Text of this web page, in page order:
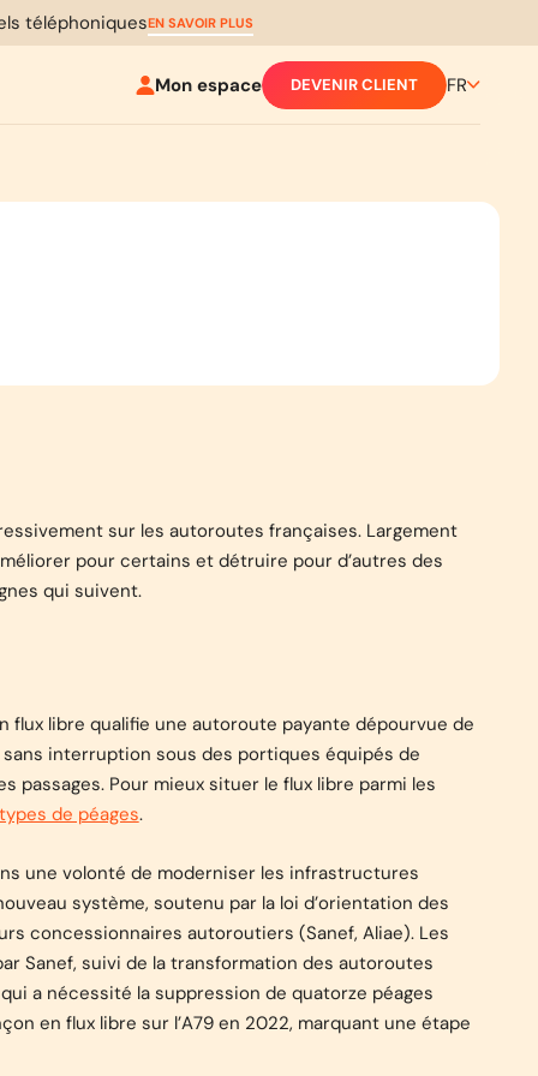
téléphoniquesEN SAVOIR PLUS
Mon espace DEVENIR CLIENT FR
sur les autoroutes françaises. Largement
pour certains et détruire pour d’autres des
qui suivent.
flux libre qualifie une autoroute payante dépourvue de
interruption sous des portiques équipés de
Pour mieux situer le flux libre parmi les
de péages.
une volonté de moderniser les infrastructures
système, soutenu par la loi d’orientation des
concessionnaires autoroutiers (Sanef, Aliae). Les
Sanef, suivi de la transformation des autoroutes
a nécessité la suppression de quatorze péages
en flux libre sur l’A79 en 2022, marquant une étape